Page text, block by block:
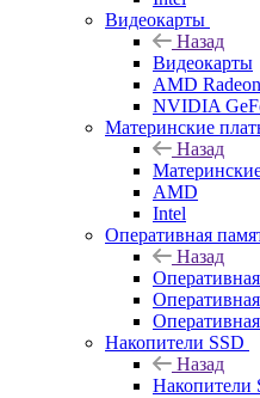
Видеокарты
Назад
Видеокарты
AMD Radeon
NVIDIA
Материнские
Назад
AMD
Intel
Оперативная
Назад
Накопители SSD
Назад
Накопители